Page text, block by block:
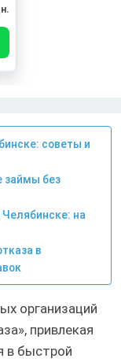
советы и
займы без
на
в
организаций
привлекая
в быстрой